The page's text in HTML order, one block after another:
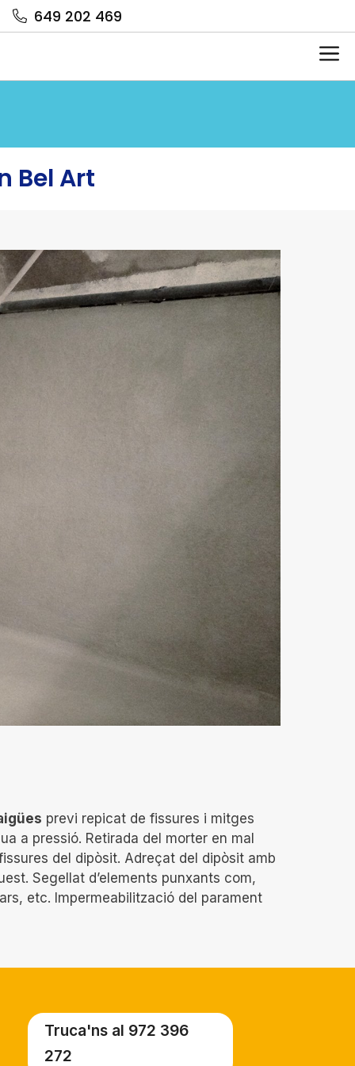
649 202 469
Bel Art
previ repicat de fissures i mitges
a pressió. Retirada del morter en mal
del dipòsit. Adreçat del dipòsit amb
Segellat d’elements punxants com,
etc. Impermeabilització del parament
Truca'ns al 972 396
272